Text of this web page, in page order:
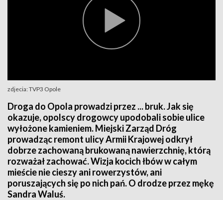
zdjecia: TVP3 Opole
Droga do Opola prowadzi przez ... bruk. Jak się
okazuje, opolscy drogowcy upodobali sobie ulice
wyłożone kamieniem. Miejski Zarząd Dróg
prowadząc remont ulicy Armii Krajowej odkrył
dobrze zachowaną brukowaną nawierzchnię, którą
rozważał zachować. Wizja kocich łbów w całym
mieście nie cieszy ani rowerzystów, ani
poruszających się po nich pań. O drodze przez mękę
Sandra Waluś.